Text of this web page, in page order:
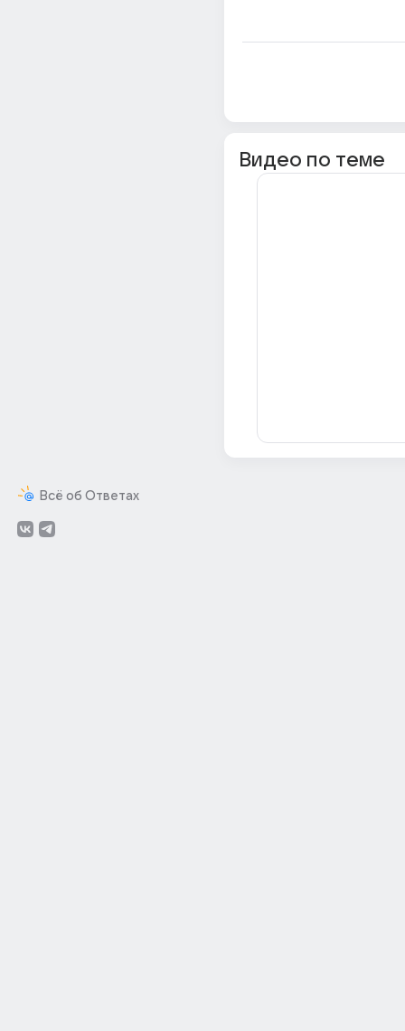
Всё об Ответах
Видео по теме